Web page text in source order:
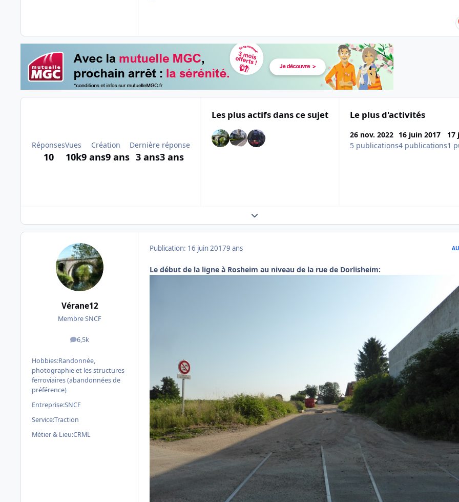
Réponses
10
Vues
10k
Création
9 ans9 ans
Dernière réponse
3 ans3 ans
Les plus actifs dans ce sujet Le plus d'activités
26 nov. 2022
5 publications
16 juin 2017
4 publications
17
1
Expand topic overview
Vérane12
Membre SNCF
6,5k
messages
Hobbies:Randonnée,
photographie et les structures
ferroviaires (abandonnées de
préférence)
Entreprise:SNCF
Service:Traction
Métier & Lieu:CRML
Publication: 16 juin 20179 ans
Le début de la ligne à Rosheim au niveau de la rue de Dorlisheim: